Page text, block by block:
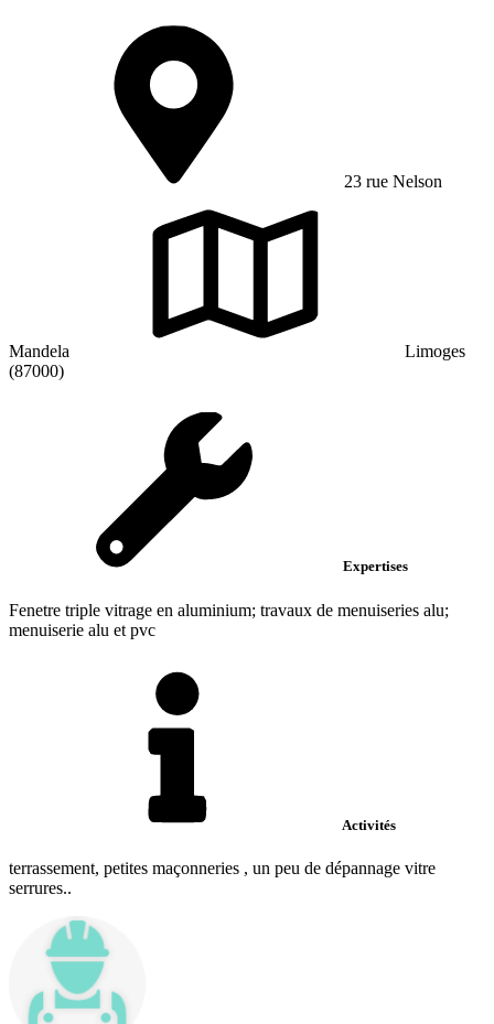
23 rue Nelson
Mandela
Limoges
(87000)
Expertises
Fenetre triple vitrage en aluminium; travaux de menuiseries alu;
menuiserie alu et pvc
Activités
terrassement, petites maçonneries , un peu de dépannage vitre
serrures..